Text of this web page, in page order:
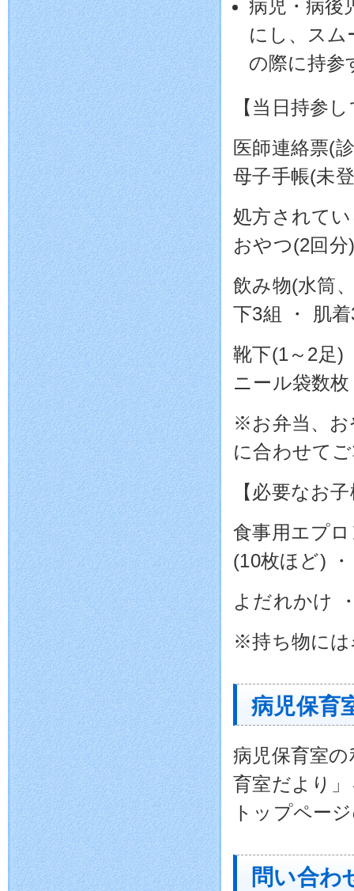
病児・病後
にし、スム
の際に持参
【当日持参
医師連絡票(
母子手帳(未
処方されて
おやつ(2回分
飲み物(水筒
下3組 ・ 肌
靴下(1～2足)
ニール袋数枚
※お弁当、お
に合わせて
【必要なお
食事用エプ
(10枚ほど)
よだれかけ
※持ち物には
病児保育
病児保育室
育室だより
トップペー
問い合わ